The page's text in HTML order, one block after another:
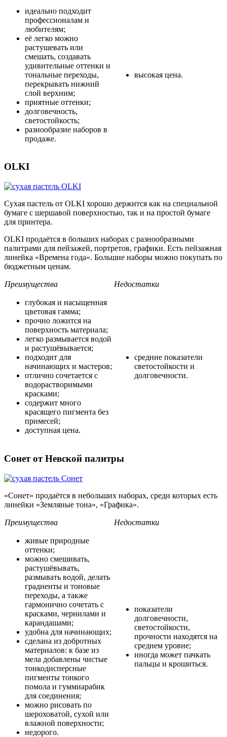
идеально подходит
профессионалам и
любителям;
её легко можно
растушевать или
смешать, создавать
удивительные оттенки и
тональные переходы,
перекрывать нижний
слой верхним;
приятные оттенки;
долговечность,
светостойкость;
разнообразие наборов в
продаже.
высокая цена.
OLKI
Сухая пастель от OLKI хорошо держится как на специальной
бумаге с шершавой поверхностью, так и на простой бумаге
для принтера.
OLKI продаётся в больших наборах с разнообразными
палитрами для пейзажей, портретов, графики. Есть пейзажная
линейка «Времена года». Большие наборы можно покупать по
бюджетным ценам.
Преимущества Недостатки
глубокая и насыщенная
цветовая гамма;
прочно ложится на
поверхность материала;
легко размывается водой
и растушёвывается;
подходит для
начинающих и мастеров;
отлично сочетается с
водорастворимыми
красками;
содержит много
красящего пигмента без
примесей;
доступная цена.
средние показатели
светостойкости и
долговечности.
Сонет от Невской палитры
«Сонет» продаётся в небольших наборах, среди которых есть
линейки «Земляные тона», «Графика».
Преимущества Недостатки
живые природные
оттенки;
можно смешивать,
растушёвывать,
размывать водой, делать
градиенты и тоновые
переходы, а также
гармонично сочетать с
красками, чернилами и
карандашами;
удобна для начинающих;
сделана из добротных
материалов: к базе из
мела добавлены чистые
тонкодисперсные
пигменты тонкого
помола и гуммиарабик
для соединения;
можно рисовать по
шероховатой, сухой или
влажной поверхности;
недорого.
показатели
долговечности,
светостойкости,
прочности находятся на
среднем уровне;
иногда может пачкать
пальцы и крошиться.